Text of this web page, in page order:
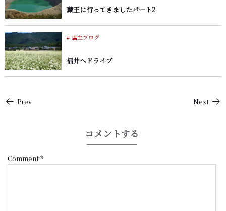
蔵王に行ってきましたパート2
店主ブログ
福井へドライブ
Prev Next
コメントする
Comment*